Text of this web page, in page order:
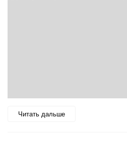
Читать дальше